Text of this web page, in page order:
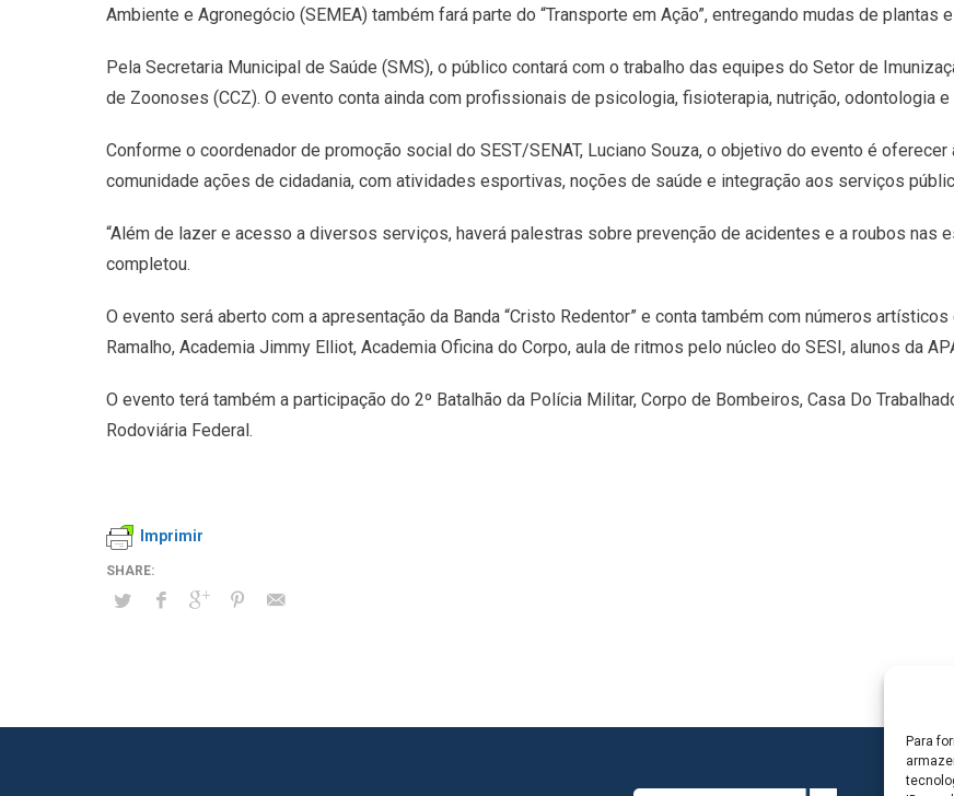
Para
Ambiente e Agronegócio (SEMEA) também fará parte do “Transporte em Ação”, entregando mudas de
Pela Secretaria Municipal de Saúde (SMS), o público contará com o trabalho das equipes do Setor de
de Zoonoses (CCZ). O evento conta ainda com profissionais de psicologia, fisioterapia, nutrição, odontologia
Conforme o coordenador de promoção social do SEST/SENAT, Luciano Souza, o objetivo do evento é
comunidade ações de cidadania, com atividades esportivas, noções de saúde e integração aos serviços
“Além de lazer e acesso a diversos serviços, haverá palestras sobre prevenção de acidentes e a roubos nas
completou.
O evento será aberto com a apresentação da Banda “Cristo Redentor” e conta também com números
Ramalho, Academia Jimmy Elliot, Academia Oficina do Corpo, aula de ritmos pelo núcleo do SESI, alunos da
O evento terá também a participação do 2º Batalhão da Polícia Militar, Corpo de Bombeiros, Casa Do
Rodoviária Federal.
Imprimir